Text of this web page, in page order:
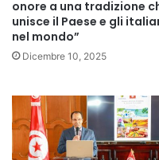
pienamente compatibili
seconde e terze
istruzione, occupazione
contraddicendo le
sarebbe incompatibile
Le sensibilità storiche
onore a una tradizione
unisce il Paese e gli
nel mondo”
Dicembre 10, 2025